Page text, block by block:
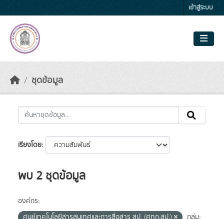
เข้าสู่ระบบ
ชุดข้อมูล
เรียงโดย
พบ 2 ชุดข้อมูล
องค์กร:
ศูนย์เทคโนโลยีสารสนเทศและการสื่อสาร สป. (ศทก.สป.)
กลุ่ม: